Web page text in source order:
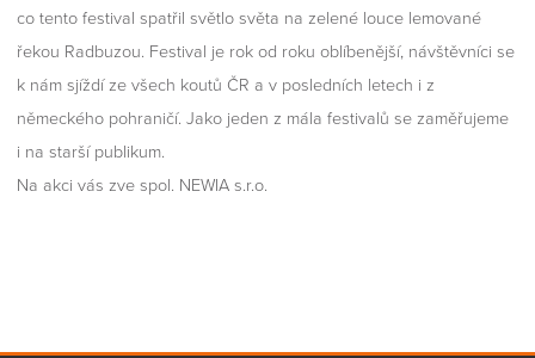
co tento festival spatřil světlo světa na zelené louce lemované
řekou Radbuzou. Festival je rok od roku oblíbenější, návštěvníci se
k nám sjíždí ze všech koutů ČR a v posledních letech i z
německého pohraničí. Jako jeden z mála festivalů se zaměřujeme
i na starší publikum.
Na akci vás zve spol. NEWIA s.r.o.